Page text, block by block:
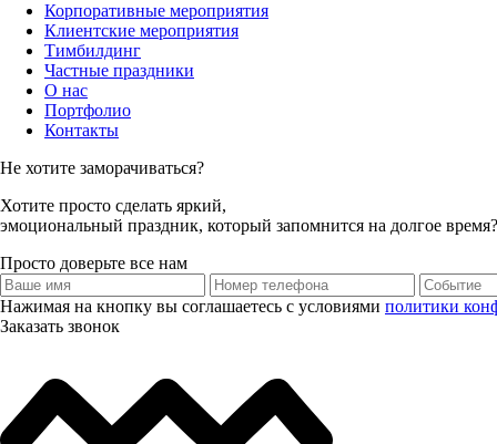
Корпоративные мероприятия
Клиентские мероприятия
Тимбилдинг
Частные праздники
О нас
Портфолио
Контакты
Не хотите заморачиваться?
Хотите просто сделать яркий,
эмоциональный праздник, который запомнится на долгое время?
Просто доверьте все нам
Нажимая на кнопку вы соглашаетесь с условиями политики
Заказать звонок